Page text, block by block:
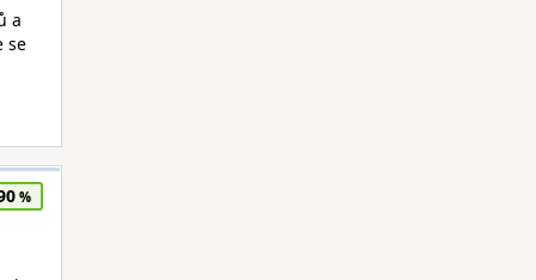
a
se